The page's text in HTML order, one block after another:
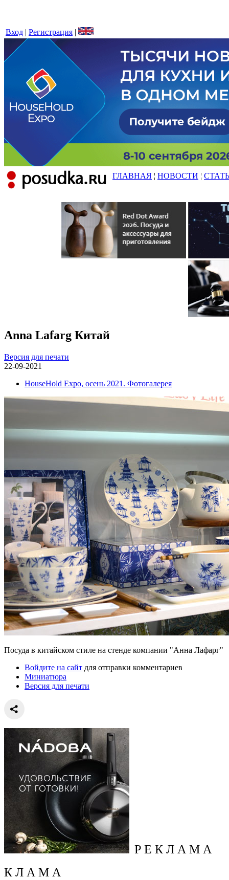
Вход | Регистрация |
ГЛАВНАЯ ¦ НОВОСТИ ¦
Anna Lafarg Китай
Версия для печати
22-09-2021
HouseHold Expo, осень 2021. Фотогалерея
Посуда в китайском стиле на стенде компании "Анна Лафарг"
Войдите на сайт для отправки комментариев
Миниатюра
Версия для печати
Р Е К Л А М А
К Л А М А